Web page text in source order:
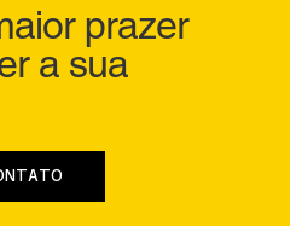
prazer
a sua